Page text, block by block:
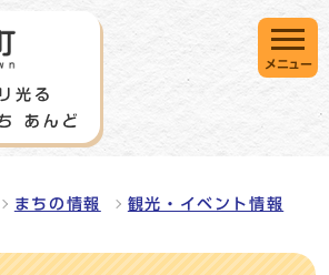
メニュー
まちの情報 観光・イベント情報